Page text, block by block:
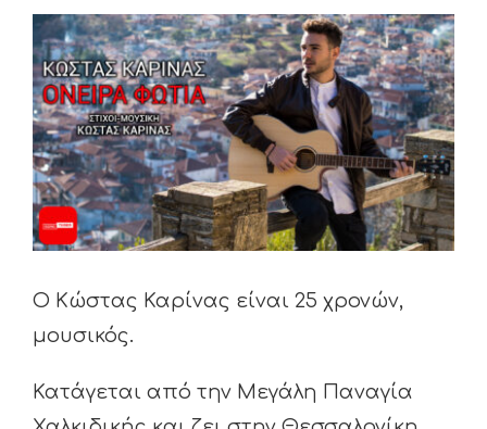
View
Larger
Image
Ο Κώστας Καρίνας είναι 25 χρονών,
μουσικός.
Κατάγεται από την Μεγάλη Παναγία